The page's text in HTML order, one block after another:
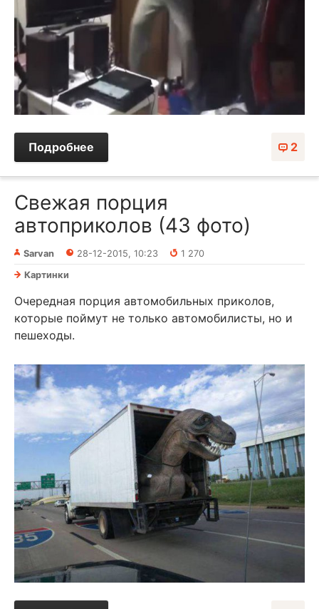
2
Подробнее
Свежая порция
автоприколов (43 фото)
Sarvan 28-12-2015, 10:23
1 270
Картинки
Очередная порция автомобильных приколов,
которые поймут не только автомобилисты, но и
пешеходы.